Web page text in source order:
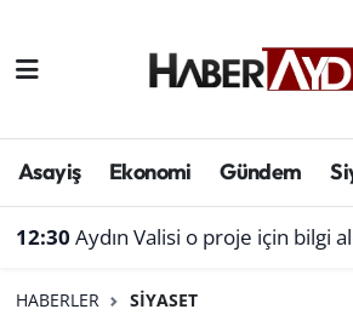
Asayiş Ekonomi Gündem
12:30 Aydın Valisi o proje için bilgi
HABERLER SIYASET
Afyonkarahisar
Çevre
Aydın Hava Durumu
Süper Lig Puan Durumu ve